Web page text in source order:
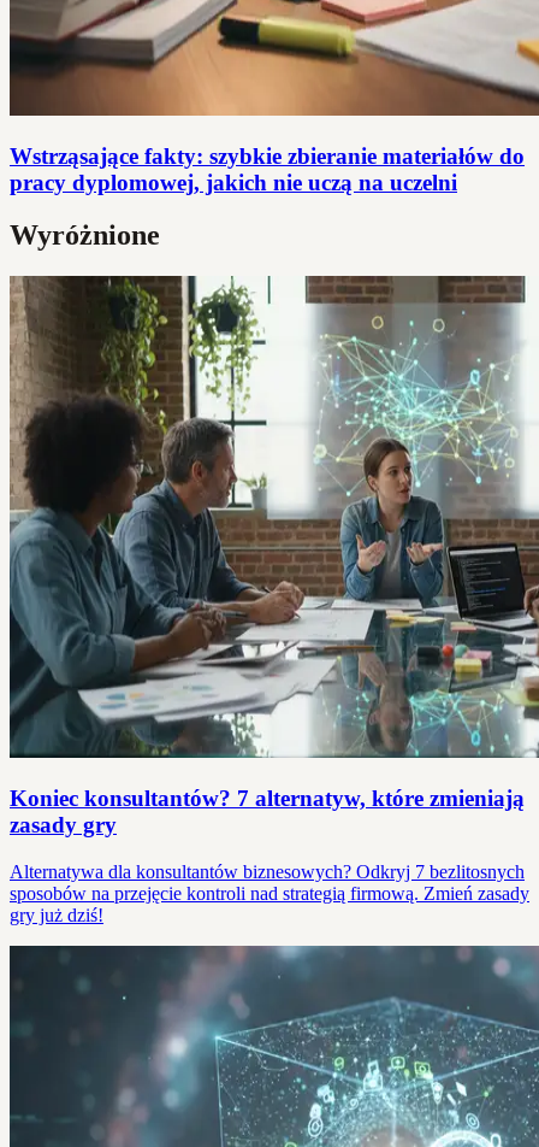
Wstrząsające fakty: szybkie zbieranie materiałów do
pracy dyplomowej, jakich nie uczą na uczelni
Wyróżnione
Koniec konsultantów? 7 alternatyw, które zmieniają
zasady gry
Alternatywa dla konsultantów biznesowych? Odkryj 7 bezlitosnych
sposobów na przejęcie kontroli nad strategią firmową. Zmień zasady
gry już dziś!